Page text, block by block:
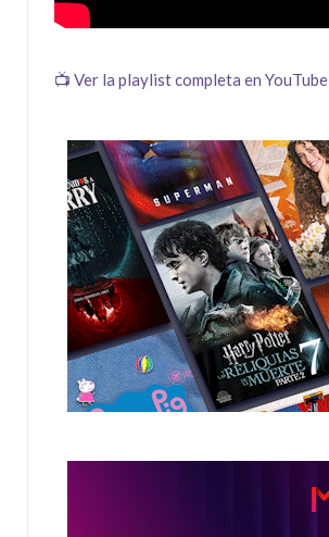
📺 Ver la playlist completa en YouTube